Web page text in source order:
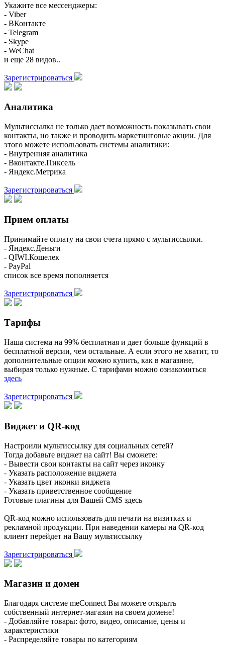
Укажите все мессенджеры:
- Viber
- ВКонтакте
- Telegram
- Skype
- WeChat
и еще 28 видов..
Зарегистрироваться
Аналитика
Мультиссылка не только дает возможность показывать свои
контакты, но также и проводить маркетинговые акции. Для
этого можете использовать системы аналитики:
- Внутренняя аналитика
- Вконтакте.Пиксель
- Яндекс.Метрика
Зарегистрироваться
Прием оплаты
Принимайте оплату на свои счета прямо с мультиссылки.
- Яндекс.Деньги
- QIWI.Кошелек
- PayPal
список все время пополняется
Зарегистрироваться
Тарифы
Наша система на 99% бесплатная и дает больше функций в
бесплатной версии, чем остальные. А если этого не хватит, то
дополнительные опции можно купить, как в магазине,
выбирая только нужные. С тарифами можно ознакомиться
здесь
Зарегистрироваться
Виджет и QR-код
Настроили мультиссылку для социальных сетей?
Тогда добавьте виджет на сайт! Вы сможете:
- Вывести свои контакты на сайт через иконку
- Указать расположение виджета
- Указать цвет иконки виджета
- Указать приветственное сообщение
Готовые плагины для Вашей CMS здесь
QR-код можно использовать для печати на визитках и
рекламной продукции. При наведении камеры на QR-код
клиент перейдет на Вашу мультиссылку
Зарегистрироваться
Магазин и домен
Благодаря системе meConnect Вы можете открыть
собственный интернет-магазин на своем домене!
- Добавляйте товары: фото, видео, описание, цены и
характеристики
- Распределяйте товары по категориям